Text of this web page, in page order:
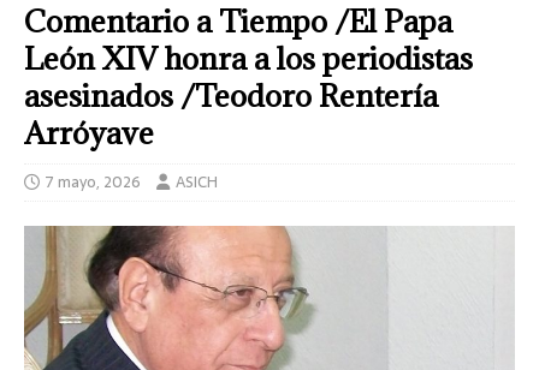
Comentario a Tiempo /El Papa
León XIV honra a los periodistas
asesinados /Teodoro Rentería
Arróyave
7 mayo, 2026 ASICH